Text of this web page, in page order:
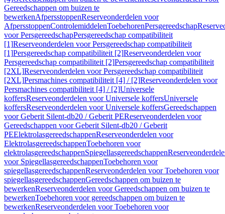
Gereedschappen om buizen te
bewerkenAfpersstoppenReserveonderdelen voor
AfpersstoppenControlemiddelenToebehorenPersgereedschap
voor PersgereedschapPersgereedschap compatibiliteit
[1]Reserveonderdelen voor Persgereedschap compatibiliteit
[1]Persgereedschap compatibiliteit [2]Reserveonderdelen voor
Persgereedschap compatibiliteit [2]Persgereedschap compatibiliteit
[2XL]Reserveonderdelen voor Persgereedschap compatibiliteit
[2XL]Persmachines compatibiliteit [4] / [2]Reserveonderdelen voor
Persmachines compatibiliteit [4] / [2]Universele
koffersReserveonderdelen voor Universele koffersUniversele
koffersReserveonderdelen voor Universele koffersGereedschappen
voor Geberit Silent-db20 / Geberit PEReserveonderdelen voor
Gereedschappen voor Geberit Silent-db20 / Geberit
PEElektrolasgereedschappenReserveonderdelen voor
ElektrolasgereedschappenToebehoren voor
elektrolasgereedschappenSpiegellasgereedschappen
voor SpiegellasgereedschappenToebehoren voor
spiegellasgereedschappenReserveonderdelen voor Toebehoren voor
spiegellasgereedschappenGereedschappen om buizen te
bewerkenReserveonderdelen voor Gereedschappen om buizen te
bewerkenToebehoren voor gereedschappen om buizen te
bewerkenReserveonderdelen voor Toebehoren voor